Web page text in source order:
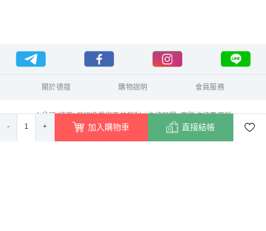
- 1 + 加入購物車 直接結帳
關於德蔻 購物說明 會員服務
本公司(德蔻)保留接單與否的權利 / 法律顧問: 憲騰法律事務所
德蔻天然有機產品有限公司 統一編號 70429630